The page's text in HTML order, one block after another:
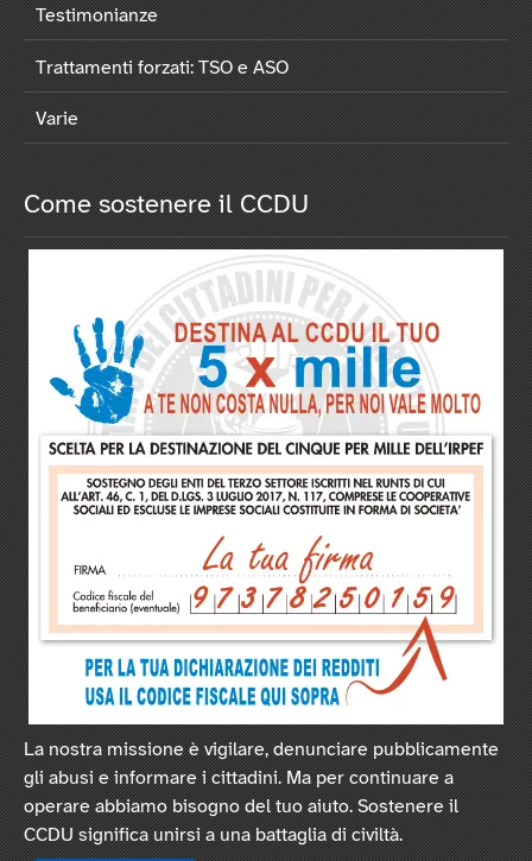
Testimonianze
Trattamenti forzati: TSO e ASO
Varie
Come sostenere il CCDU
La nostra missione è vigilare, denunciare pubblicamente
gli abusi e informare i cittadini. Ma per continuare a
operare abbiamo bisogno del tuo aiuto. Sostenere il
CCDU significa unirsi a una battaglia di civiltà.